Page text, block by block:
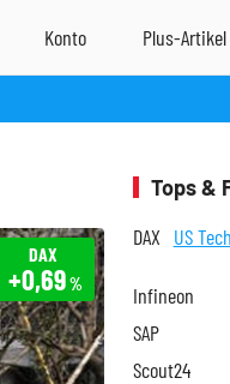
DAX
+0,69%
Tops &
DAX US
Infineon
SAP
Scout24